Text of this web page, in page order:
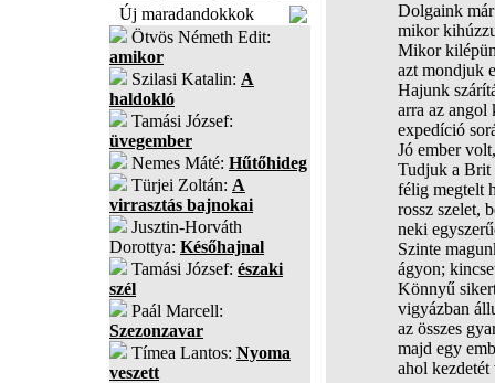
Új maradandokkok
Ötvös Németh Edit:
amikor
Szilasi Katalin: A
haldokló
Tamási József:
üvegember
Nemes Máté: Hűtőhideg
Türjei Zoltán: A
virrasztás bajnokai
Jusztin-Horváth
Dorottya: Későhajnal
Tamási József: északi
szél
Paál Marcell:
Szezonzavar
Tímea Lantos: Nyoma
veszett
Dolgaink
mikor
Mikor
azt mondjuk
Hajunk
arra az angol
expedíció
Jó ember
Tudjuk a Brit
félig megtelt
rossz szelet,
neki
Szinte
ágyon;
Könnyű
vigyázban
az összes
majd egy
ahol kezdetét